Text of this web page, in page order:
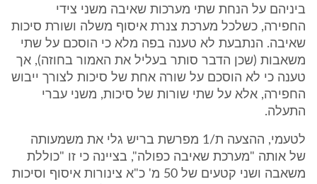
ביניהם על הנחת שתי מערכות שאיבה משני צידי
החפירה, כשלכל מערכת צנרת איסוף משלה ושורת סיכות
שאיבה. הנתבעת לא טענה בפה מלא כי הוסכם על שתי
משאבות (שכן הדבר סותר בעליל את האמור בחוזה), אך
טענה כי לא הוסכם על שורה אחת של סיכות לצורך ייבוש
החפירה, אלא על שתי שורות של סיכות, משני עברי
התעלה.
לטעמי, ההצעה ת/1 מפרשת בריש גלי את משמעותה
של אותה "מערכת שאיבה כפולה", בציינה כי זו "כוללת
משאבה ושני קטעים של 50 מ' כ"א צינורות איסוף וסיכות